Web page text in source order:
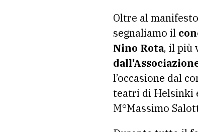
Oltre al
segnaliamo il
Nino Rota, il più
l’occasione dal
teatri di Helsinki
M°Massimo